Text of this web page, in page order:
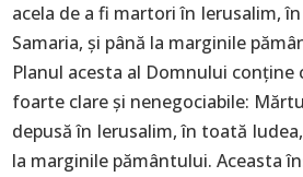
acela de a fi martori în Ierusalim,
Samaria, și până la marginile
Planul acesta al Domnului conține
foarte clare și nenegociabile:
depusă în Ierusalim, în toată
la marginile pământului. Aceasta